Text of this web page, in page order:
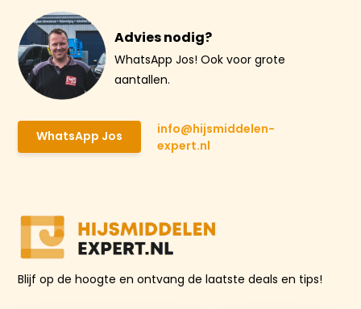
Advies nodig?
WhatsApp Jos! Ook voor grote
aantallen.
WhatsApp Jos
info@hijsmiddelen-
expert.nl
Blijf op de hoogte en ontvang de laatste deals en tips!